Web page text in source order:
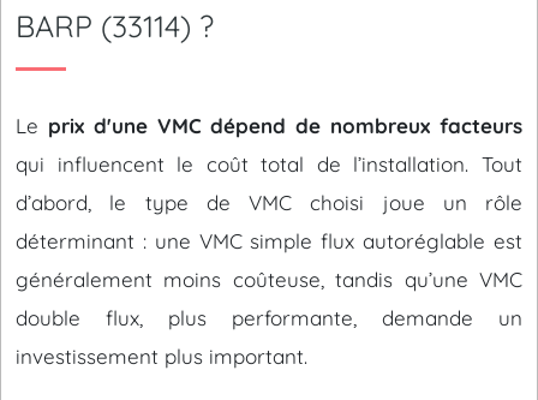
BARP (33114) ?
Le prix d'une VMC dépend de nombreux facteurs
qui influencent le coût total de l’installation. Tout
d’abord, le type de VMC choisi joue un rôle
déterminant : une VMC simple flux autoréglable est
généralement moins coûteuse, tandis qu’une VMC
double flux, plus performante, demande un
investissement plus important.